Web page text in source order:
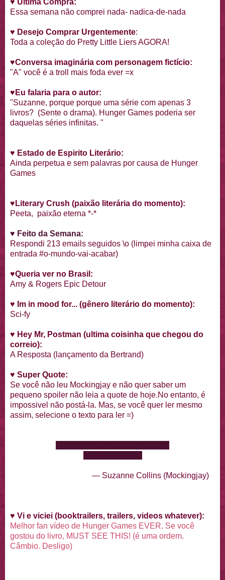
♥ Ultima Compra:
Essa semana não comprei nada- nadica-de-nada
♥ Desejo Comprar Urgentemente:
Toda a coleção do Pretty Little Liers AGORA!
♥Conversa imaginária com personagem fictício:
"A" você é a troll mais foda ever =x
♥ Eu falaria para o autor:
"Suzanne, porque porque uma série com apenas 3
livros? (Sente o drama). Hunger Games poderia ser
daquelas séries infinitas. "
♥ Estado de Espirito Literário:
Ainda perpetua e sem palavras por causa de Hunger
Games
♥ Literary Crush (paixão literária do momento):
Peeta, paixão eterna *-*
♥ Feito da Semana:
Respondi 213 emails seguidos \o (limpei minha caixa de
entrada #o-mundo-vai-acabar)
♥Queria ver no Brasil:
Amy & Rogers Epic Detour
♥ Im in mood for... (gênero literário do momento):
Sci-fy
♥ Hey Mr, Postman (ultima coisinha que chegou do
correio):
A Resposta (lançamento da Bertrand)
♥ Super Quote:
Se você não leu Mockingjay e não quer saber um
pequeno spoiler não leia a quote de hoje.No entanto, é
impossivel não postá-la. Mas, se você quer ler mesmo
assim, selecione o texto para ler =)
— Suzanne Collins (Mockingjay)
♥ Vi e viciei (booktrailers, trailers, videos whatever):
Melhor fan vídeo de Hunger Games EVER. Se você
gostou do livro, MUST SEE THIS! (é uma ordem.
Câmbio. Desligo)